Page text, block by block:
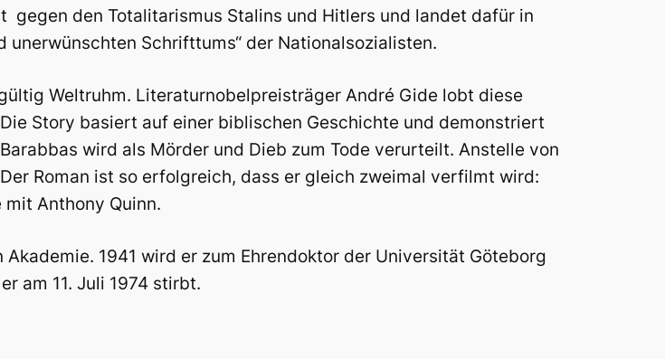
gegen den Totalitarismus Stalins und Hitlers und landet dafür in
Schrifttums“ der Nationalsozialisten.
Weltruhm. Literaturnobelpreisträger André Gide lobt diese
Story basiert auf einer biblischen Geschichte und demonstriert
wird als Mörder und Dieb zum Tode verurteilt. Anstelle von
Roman ist so erfolgreich, dass er gleich zweimal verfilmt wird:
Anthony Quinn.
1941 wird er zum Ehrendoktor der Universität Göteborg
am 11. Juli 1974 stirbt.